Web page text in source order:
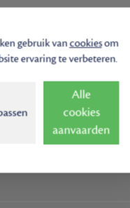
K-0032 - The
Niet
gebruik vancookiesom
ervaring te verbeteren.
Alle
cookies
aanvaarden